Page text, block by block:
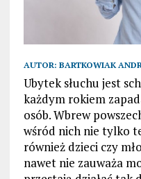
AUTOR: BARTKOWIAK
Ubytek słuchu jest
każdym rokiem
osób. Wbrew
wśród nich nie tylko
również dzieci czy
nawet nie zauważa